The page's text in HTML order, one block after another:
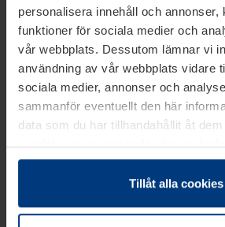
personalisera innehåll och annonser,
funktioner för sociala medier och
vår webbplats. Dessutom lämnar vi
användning av vår webbplats vidare
sociala medier, annonser och
sammanför eventuellt den här
data som du har tillhandahållit åt
samlat in inom ramen för din
Juridiskt kan vi lagra kakor på din
absolut nödvändiga för driften av den
godkännande kan du när som helst
Tillåt alla cookies